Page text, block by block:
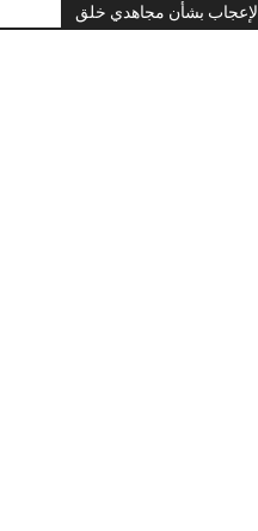
الإعجاب بشأن مجاهدي خلق